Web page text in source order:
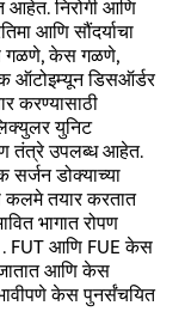
आहेत. निरोगी आणि
आणि सौंदर्याचा
गळणे, केस गळणे,
ऑटोइम्यून डिसऑर्डर
करण्यासाठी
युनिट
तंत्रे उपलब्ध आहेत.
सर्जन डोक्याच्या
कलमे तयार करतात
भागात रोपण
. FUT आणि FUE केस
जातात आणि केस
केस पुनर्संचयित